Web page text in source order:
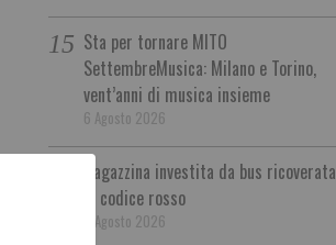
Sta per tornare MITO
SettembreMusica: Milano e Torino,
vent’anni di musica insieme
6 Agosto 2026
Ragazzina investita da bus ricoverata
in codice rosso
6 Agosto 2026